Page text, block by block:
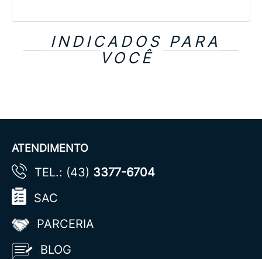
INDICADOS PARA
VOCÊ
ATENDIMENTO
TEL.: (43) 3377-6704
SAC
PARCERIA
BLOG